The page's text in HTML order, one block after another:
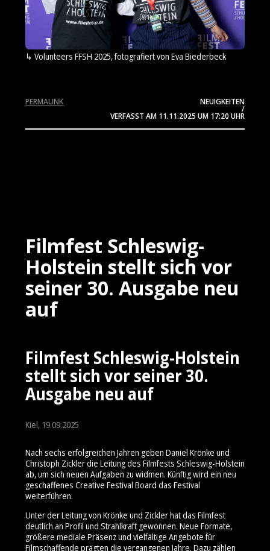
Volunteers FFSH 2025, fotografiert von Eva Biederbeck
NEUIGKEITEN
/
VERFASST AM 11.11.2025 UM 17:20 UHR
PERMALINK
Filmfest Schleswig-
Holstein stellt sich vor
seiner 30. Ausgabe neu
auf
Filmfest Schleswig-Holstein
stellt sich vor seiner 30.
Ausgabe neu auf
Kiel, 19.09.2025
Nach sechs erfolgreichen Jahren geben Daniel Krönke und
Christoph Zickler die Leitung des Filmfests Schleswig-Holstein
ab, um sich neuen Aufgaben zu widmen. Künftig wird ein neu
geschaffenes Creative Festival Board das Festival
weiterführen.
Unter der Leitung von Krönke und Zickler hat das Filmfest
deutlich an Profil und Strahlkraft gewonnen. Neue Formate,
größere mediale Präsenz und vielfältige Angebote für
Filmschaffende prägten die vergangenen Jahre. Dazu zählen